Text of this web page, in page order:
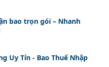
bao trọn gói – Nhanh
Uy Tín - Bao Thuế Nhập